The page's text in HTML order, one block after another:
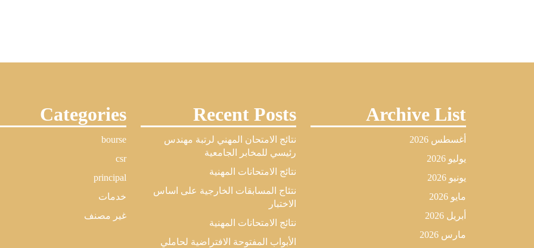
Archive List
أغسطس 2026
يوليو 2026
يونيو 2026
مايو 2026
أبريل 2026
مارس 2026
Recent Posts
نتائج الامتحان المهني لرتبة مهندس
رئيسي للمخابر الجامعية
نتائج الامتحانات المهنية
نتئاج المسابقات الخارجية على اساس
الاختبار
نتائج الامتحانات المهنية
الأبواب المفتوحة الافتراضية لحاملي
Categories
bourse
csr
principal
خدمات
غير مصنف